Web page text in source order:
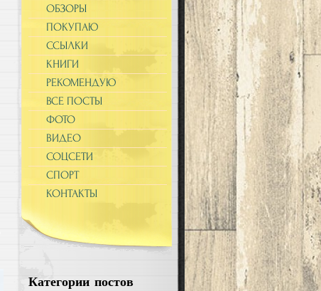
ОБЗОРЫ
ПОКУПАЮ
ССЫЛКИ
КНИГИ
РЕКОМЕНДУЮ
ВСЕ ПОСТЫ
ФОТО
ВИДЕО
СОЦСЕТИ
СПОРТ
КОНТАКТЫ
Категории постов